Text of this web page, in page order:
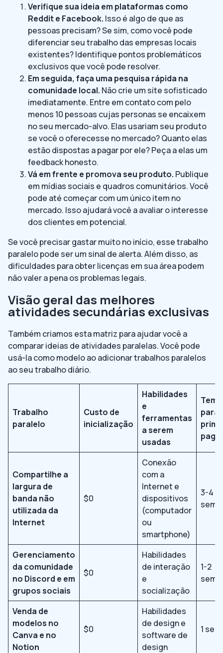
Verifique sua ideia em plataformas como
Reddit e Facebook. Isso é algo de que as
pessoas precisam? Se sim, como você pode
diferenciar seu trabalho das empresas locais
existentes? Identifique pontos problemáticos
exclusivos que você pode resolver.
Em seguida, faça uma pesquisa rápida na
comunidade local. Não crie um site sofisticado
imediatamente. Entre em contato com pelo
menos 10 pessoas cujas personas se encaixem
no seu mercado-alvo. Elas usariam seu produto
se você o oferecesse no mercado? Quanto elas
estão dispostas a pagar por ele? Peça a elas um
feedback honesto.
Vá em frente e promova seu produto. Publique
em mídias sociais e quadros comunitários. Você
pode até começar com um único item no
mercado. Isso ajudará você a avaliar o interesse
dos clientes em potencial.
Se você precisar gastar muito no início, esse trabalho
paralelo pode ser um sinal de alerta. Além disso, as
dificuldades para obter licenças em sua área podem
não valer a pena os problemas legais.
Visão geral das melhores
atividades secundárias exclusivas
Também criamos esta matriz para ajudar você a
comparar ideias de atividades paralelas. Você pode
usá-la como modelo ao adicionar trabalhos paralelos
ao seu trabalho diário.
Trabalho
paralelo
Custo de
inicialização
Habilidades
e
ferramentas
a serem
usadas
para
Compartilhe a
largura de
banda não
utilizada da
Internet
$0
Conexão
com a
Internet e
dispositivos
(computador
ou
smartphone)
3-4
Gerenciamento
da comunidade
no Discord e em
grupos sociais
$0
Habilidades
de interação
e
socialização
1-2
Venda de
modelos no
Canva e no
Notion
$0
Habilidades
de design e
software de
design
1